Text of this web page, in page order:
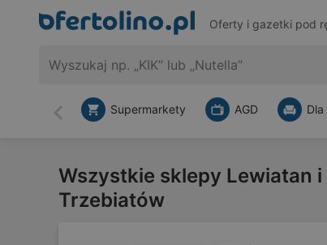
Oferty i gazetki pod
Wstecz
Supermarkety AGD
Wszystkie sklepy Lewiatan
Trzebiatów